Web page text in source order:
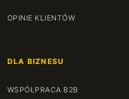
OPINIE KLIENTÓW
DLA BIZNESU
WSPÓŁPRACA B2B